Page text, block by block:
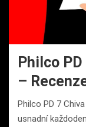
Philco
–
Philco PD 7
usnadní